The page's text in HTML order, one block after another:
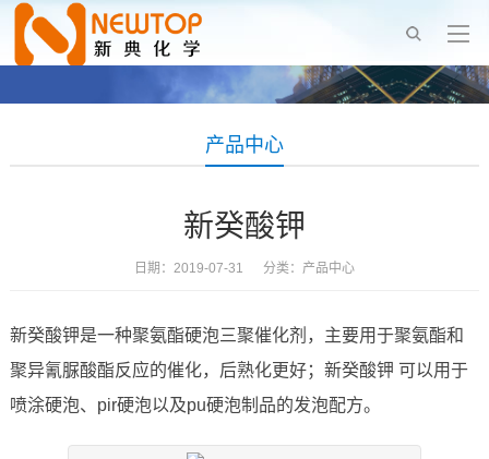
产品中心
新癸酸钾
日期：2019-07-31 分类： 产品中心
新癸酸钾是一种聚氨酯硬泡三聚催化剂，主要用于聚氨酯和
聚异氰脲酸酯反应的催化，后熟化更好；新癸酸钾 可以用于
喷涂硬泡、pir硬泡以及pu硬泡制品的发泡配方。